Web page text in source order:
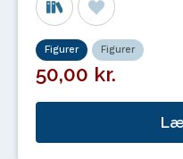
Figurer Figurer
50,00 kr.